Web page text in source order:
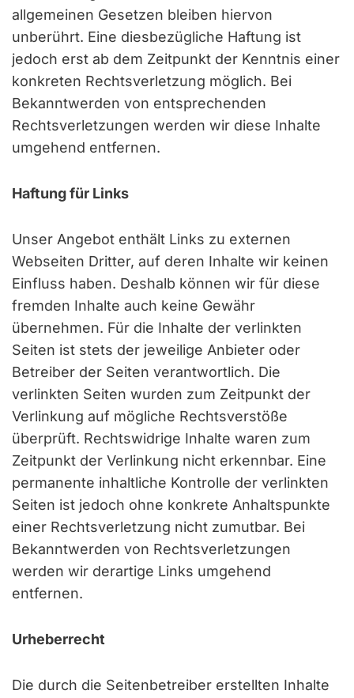
allgemeinen Gesetzen bleiben hiervon
unberührt. Eine diesbezügliche Haftung ist
jedoch erst ab dem Zeitpunkt der Kenntnis einer
konkreten Rechtsverletzung möglich. Bei
Bekanntwerden von entsprechenden
Rechtsverletzungen werden wir diese Inhalte
umgehend entfernen.
Haftung für Links
Unser Angebot enthält Links zu externen
Webseiten Dritter, auf deren Inhalte wir keinen
Einfluss haben. Deshalb können wir für diese
fremden Inhalte auch keine Gewähr
übernehmen. Für die Inhalte der verlinkten
Seiten ist stets der jeweilige Anbieter oder
Betreiber der Seiten verantwortlich. Die
verlinkten Seiten wurden zum Zeitpunkt der
Verlinkung auf mögliche Rechtsverstöße
überprüft. Rechtswidrige Inhalte waren zum
Zeitpunkt der Verlinkung nicht erkennbar. Eine
permanente inhaltliche Kontrolle der verlinkten
Seiten ist jedoch ohne konkrete Anhaltspunkte
einer Rechtsverletzung nicht zumutbar. Bei
Bekanntwerden von Rechtsverletzungen
werden wir derartige Links umgehend
entfernen.
Urheberrecht
Die durch die Seitenbetreiber erstellten Inhalte